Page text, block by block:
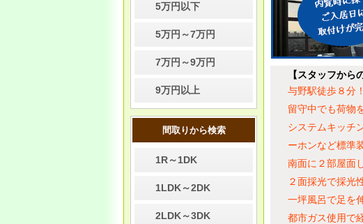
【スタッフから
与野駅徒歩８分
留守中でも荷物
システムキッチ
ーホンなど標準
南面に２部屋面
２面採光で採光
一坪風呂で足を
都市ガス使用で
は、1月5日午後以降に順次対
お客様にはご不便、ご迷惑を
理解とご協力を賜りますよう
7/27
●夏季休業のお知らせ●
り休業となります。
（日）は夏季休暇とさせて頂
5万円以下
5万円～7万円
7万円～9万円
9万円以上
間取りから検索
1R～1DK
1LDK～2DK
2LDK～3DK